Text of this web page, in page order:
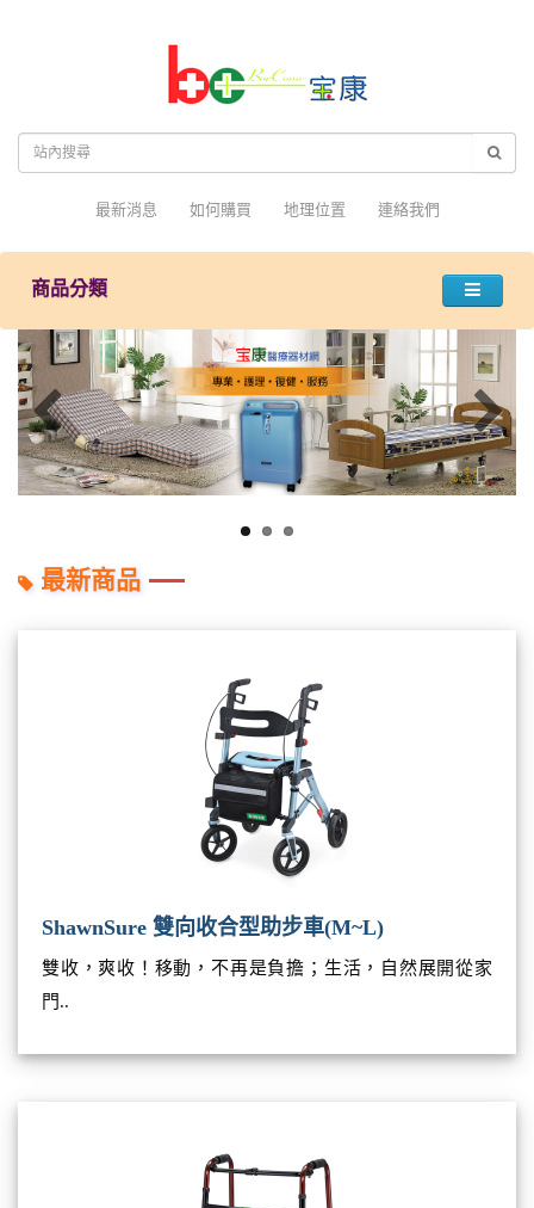
最新消息 如何購買 地理位置 連絡我們
商品分類
最新商品
ShawnSure 雙向收合型助步車(M~L)
雙收，爽收！移動，不再是負擔；生活，自然展開從家
門..